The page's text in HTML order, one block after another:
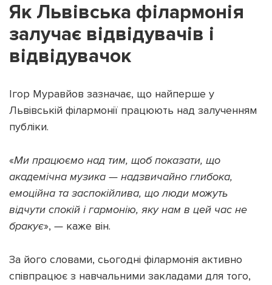
Як Львівська філармонія
залучає відвідувачів і
відвідувачок
Ігор Муравйов зазначає, що найперше у
Львівській філармонії працюють над залученням
публіки.
«Ми працюємо над тим, щоб показати, що
академічна музика — надзвичайно глибока,
емоційна та заспокійлива, що люди можуть
відчути спокій і гармонію, яку нам в цей час не
бракує», — каже він.
За його словами, сьогодні філармонія активно
співпрацює з навчальними закладами для того,